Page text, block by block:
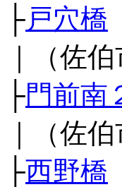
├戸穴橋
｜（佐
├門前南
｜（佐
├西野橋